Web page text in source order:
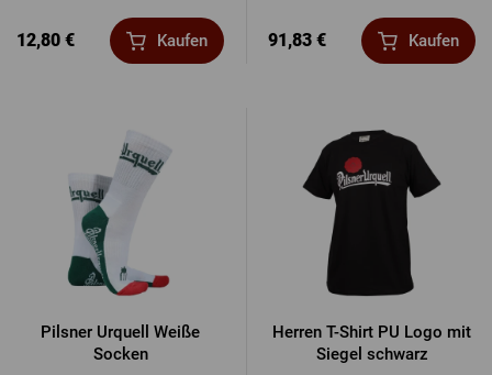
12,80 € Kaufen 91,83 € Kaufen
Pilsner Urquell Weiße
Socken
Herren T-Shirt PU Logo mit
Siegel schwarz